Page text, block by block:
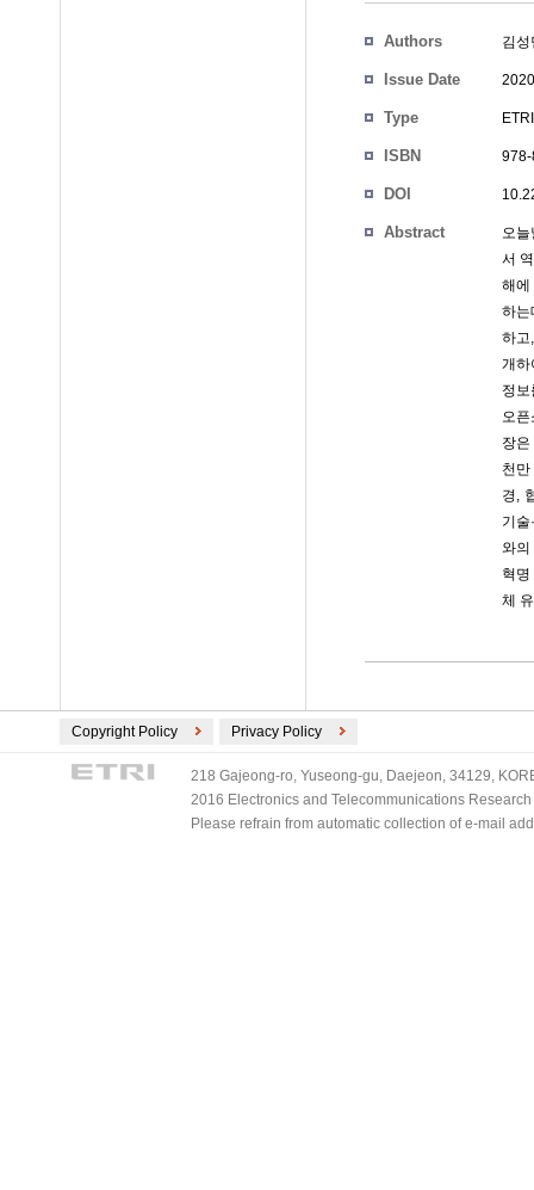
Authors 김성
Issue Date
Type
ISBN
DOI
Abstract
오
서
해에
하는
하고
개하
정
오
장
천
경,
기
와의
혁
체
Copyright Policy Privacy Policy
218 Gajeong-ro, Yuseong-gu, Daejeon, 34129,
2016 Electronics and Telecommunications
Please refrain from automatic collection of e-mail